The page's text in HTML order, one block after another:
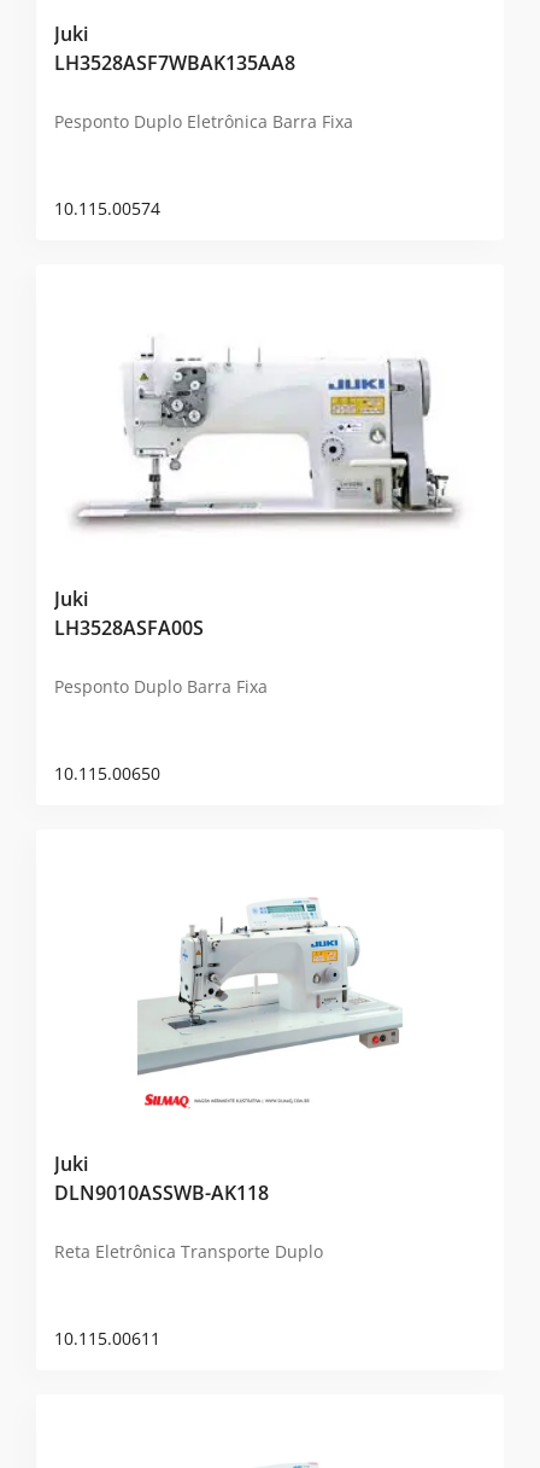
Juki
LH3528ASF7WBAK135AA8
Pesponto Duplo Eletrônica Barra Fixa
10.115.00574
Juki
LH3528ASFA00S
Pesponto Duplo Barra Fixa
10.115.00650
Juki
DLN9010ASSWB-AK118
Reta Eletrônica Transporte Duplo
10.115.00611